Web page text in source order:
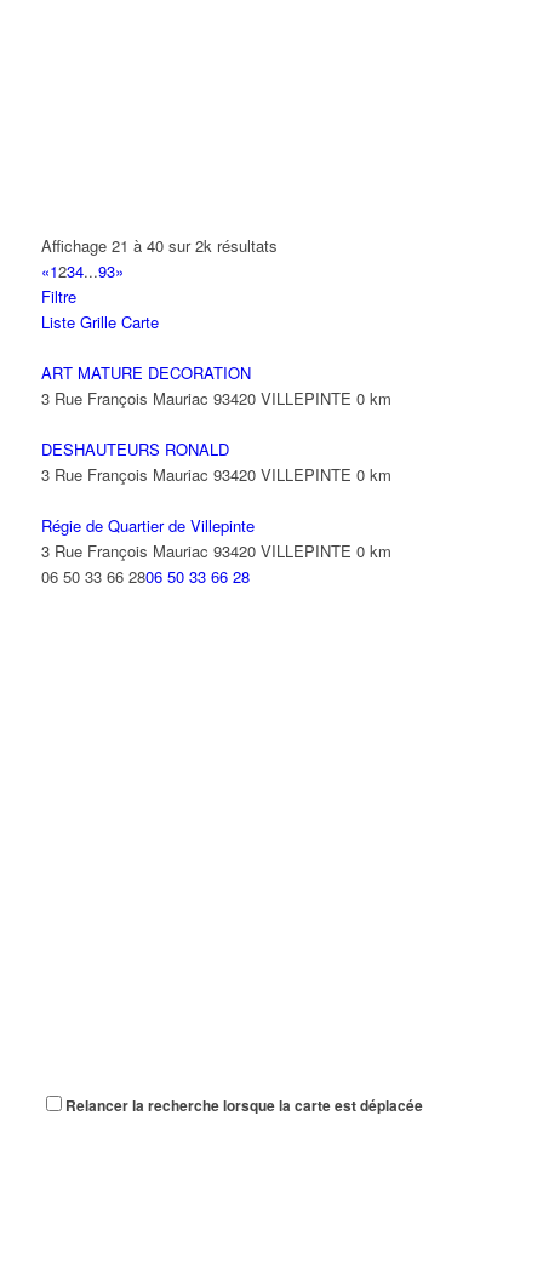
64 Rue des Vanesses 93420 Villepinte
01 43 88 64 32
PERNOUD MARC HENRY
JACQUET YOHANN
11 Avenue Pierre Beregovoy 93420 VILLEPINTE
Affichage 21 à 40 sur 2k résultats
«1234...93»
Filtre
Liste Grille Carte
ART MATURE DECORATION
3 Rue François Mauriac 93420 VILLEPINTE 0 km
DESHAUTEURS RONALD
3 Rue François Mauriac 93420 VILLEPINTE 0 km
Régie de Quartier de Villepinte
3 Rue François Mauriac 93420 VILLEPINTE 0 km
06 50 33 66 2806 50 33 66 28
Relancer la recherche lorsque la carte est déplacée